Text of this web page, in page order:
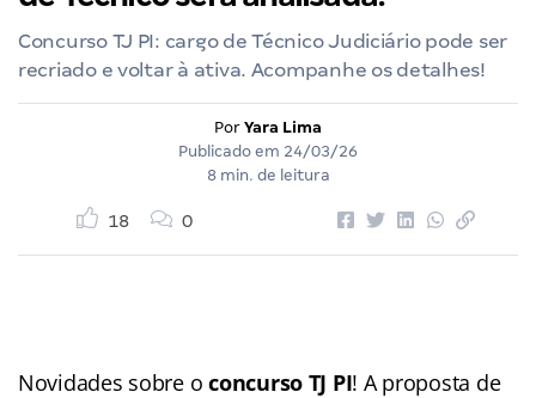
Concurso TJ PI: cargo de Técnico Judiciário pode ser
recriado e voltar à ativa. Acompanhe os detalhes!
Por Yara Lima
Publicado em 24/03/26
8 min. de leitura
18 0
Novidades sobre oconcurso TJ PI! A proposta de